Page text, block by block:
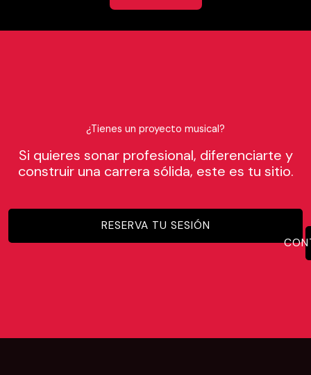
¿Tienes un proyecto musical?
Si quieres sonar profesional, diferenciarte y
construir una carrera sólida, este es tu sitio.
RESERVA TU SESIÓN